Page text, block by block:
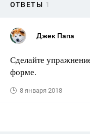
ОТВЕТЫ 1
Джек Папа
Сделайте
форме.
8 января 2018